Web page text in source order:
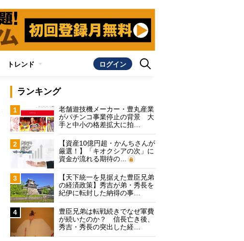
トレンド ログイン
ランキング
1
老舗遊技機メーカー・豊丸産業
がパチンコ事業停止の背景 大
手と中小の格差拡大に拍…
2
【資産10億円超・かんちさんが
厳選！】「キオクシアの次」に
資金が流れる期待の…
3
【天下統一を見据えた豊臣兄弟
の経済政策】秀吉が弟・秀長を
紀伊に転封した納得の事…
4
豊臣兄弟は転戦続きでなぜ軍費
が続いたのか？ 信長亡き後、
秀吉・秀長の突出した経…